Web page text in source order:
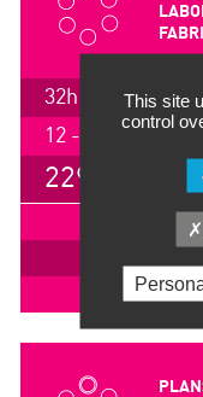
32h / 4.5 jours
12 - 16 (am)
2295 €
This site
control